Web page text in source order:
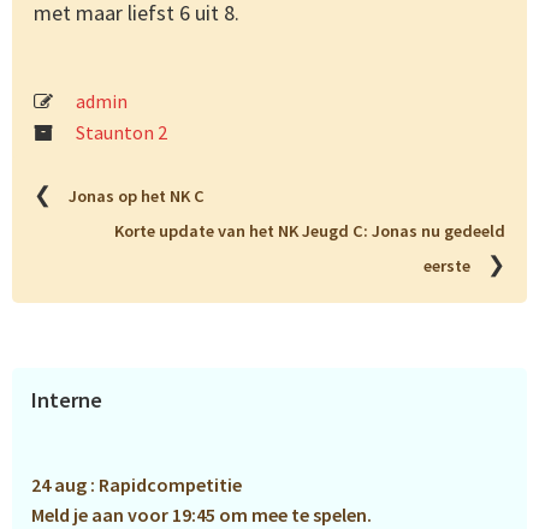
met maar liefst 6 uit 8.
admin
Staunton 2
❮
Jonas op het NK C
Korte update van het NK Jeugd C: Jonas nu gedeeld
eerste
❯
Primaire
Interne
24 aug : Rapidcompetitie
Meld je aan voor 19:45 om mee te spelen.